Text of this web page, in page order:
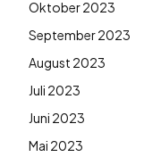
Oktober 2023
September 2023
August 2023
Juli 2023
Juni 2023
Mai 2023